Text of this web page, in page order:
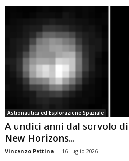
Astronautica ed Esplorazione Spaziale
A undici anni dal sorvolo
New Horizons...
Vincenzo Pettina - 16 Luglio 2026